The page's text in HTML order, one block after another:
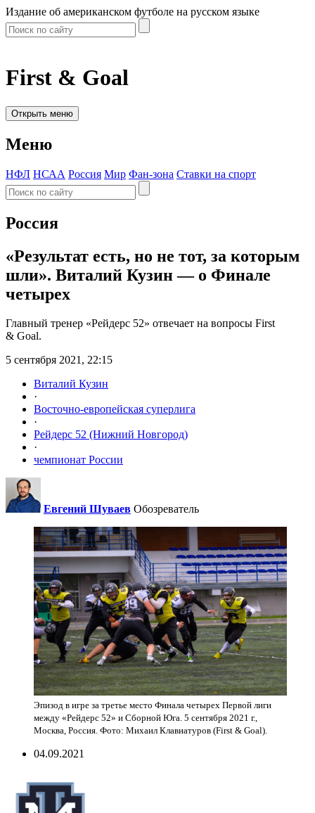
Издание об американском футболе на русском языке
First & Goal
Открыть меню
Меню
НФЛ НСАА Россия Мир Фан-зона Ставки на спорт
Россия
«Результат есть, но не тот, за которым
шли». Виталий Кузин — о Финале
четырех
Главный тренер «Рейдерс 52» отвечает на вопросы First
& Goal.
5 сентября 2021, 22:15
Виталий Кузин
·
Восточно-европейская суперлига
·
Рейдерс 52 (Нижний Новгород)
·
чемпионат России
Евгений Шуваев Обозреватель
Эпизод в игре за третье место Финала четырех Первой лиги
между «Рейдерс 52» и Сборной Юга. 5 сентября 2021 г.,
Москва, Россия. Фото: Михаил Клавиатуров (First & Goal).
04.09.2021